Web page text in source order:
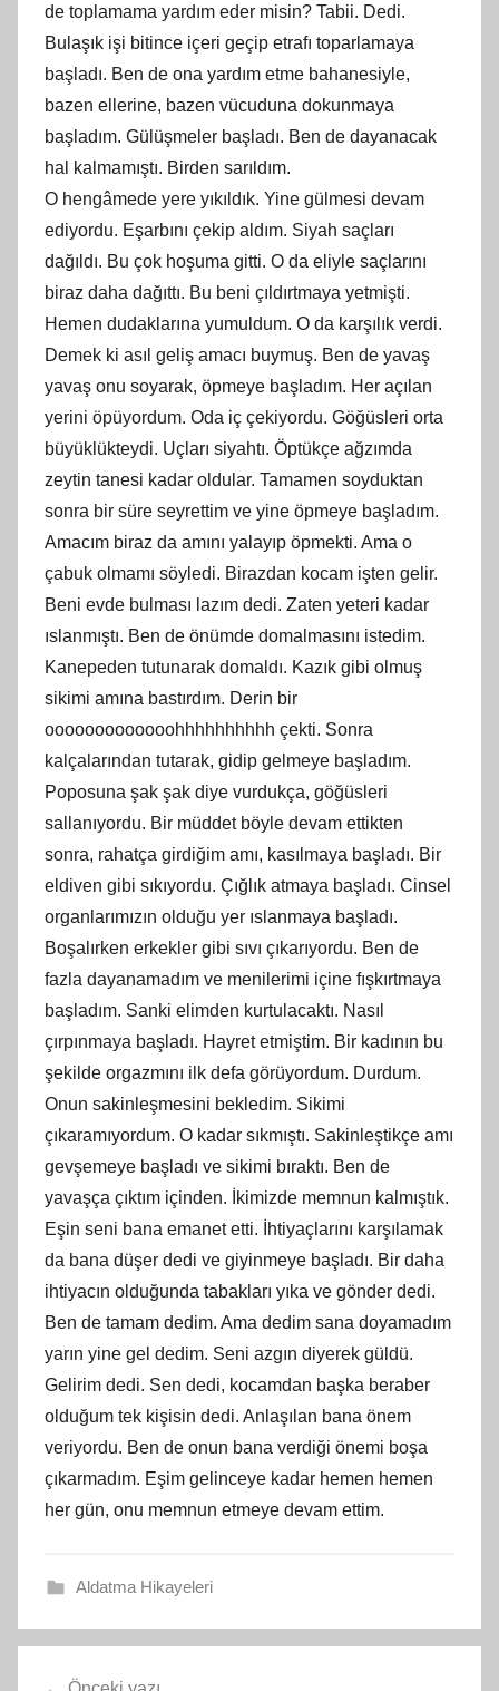
de toplamama yardım eder misin? Tabii. Dedi.
Bulaşık işi bitince içeri geçip etrafı toparlamaya
başladı. Ben de ona yardım etme bahanesiyle,
bazen ellerine, bazen vücuduna dokunmaya
başladım. Gülüşmeler başladı. Ben de dayanacak
hal kalmamıştı. Birden sarıldım.
O hengâmede yere yıkıldık. Yine gülmesi devam
ediyordu. Eşarbını çekip aldım. Siyah saçları
dağıldı. Bu çok hoşuma gitti. O da eliyle saçlarını
biraz daha dağıttı. Bu beni çıldırtmaya yetmişti.
Hemen dudaklarına yumuldum. O da karşılık verdi.
Demek ki asıl geliş amacı buymuş. Ben de yavaş
yavaş onu soyarak, öpmeye başladım. Her açılan
yerini öpüyordum. Oda iç çekiyordu. Göğüsleri orta
büyüklükteydi. Uçları siyahtı. Öptükçe ağzımda
zeytin tanesi kadar oldular. Tamamen soyduktan
sonra bir süre seyrettim ve yine öpmeye başladım.
Amacım biraz da amını yalayıp öpmekti. Ama o
çabuk olmamı söyledi. Birazdan kocam işten gelir.
Beni evde bulması lazım dedi. Zaten yeteri kadar
ıslanmıştı. Ben de önümde domalmasını istedim.
Kanepeden tutunarak domaldı. Kazık gibi olmuş
sikimi amına bastırdım. Derin bir
ooooooooooooohhhhhhhhhh çekti. Sonra
kalçalarından tutarak, gidip gelmeye başladım.
Poposuna şak şak diye vurdukça, göğüsleri
sallanıyordu. Bir müddet böyle devam ettikten
sonra, rahatça girdiğim amı, kasılmaya başladı. Bir
eldiven gibi sıkıyordu. Çığlık atmaya başladı. Cinsel
organlarımızın olduğu yer ıslanmaya başladı.
Boşalırken erkekler gibi sıvı çıkarıyordu. Ben de
fazla dayanamadım ve menilerimi içine fışkırtmaya
başladım. Sanki elimden kurtulacaktı. Nasıl
çırpınmaya başladı. Hayret etmiştim. Bir kadının bu
şekilde orgazmını ilk defa görüyordum. Durdum.
Onun sakinleşmesini bekledim. Sikimi
çıkaramıyordum. O kadar sıkmıştı. Sakinleştikçe amı
gevşemeye başladı ve sikimi bıraktı. Ben de
yavaşça çıktım içinden. İkimizde memnun kalmıştık.
Eşin seni bana emanet etti. İhtiyaçlarını karşılamak
da bana düşer dedi ve giyinmeye başladı. Bir daha
ihtiyacın olduğunda tabakları yıka ve gönder dedi.
Ben de tamam dedim. Ama dedim sana doyamadım
yarın yine gel dedim. Seni azgın diyerek güldü.
Gelirim dedi. Sen dedi, kocamdan başka beraber
olduğum tek kişisin dedi. Anlaşılan bana önem
veriyordu. Ben de onun bana verdiği önemi boşa
çıkarmadım. Eşim gelinceye kadar hemen hemen
her gün, onu memnun etmeye devam ettim.
Aldatma Hikayeleri